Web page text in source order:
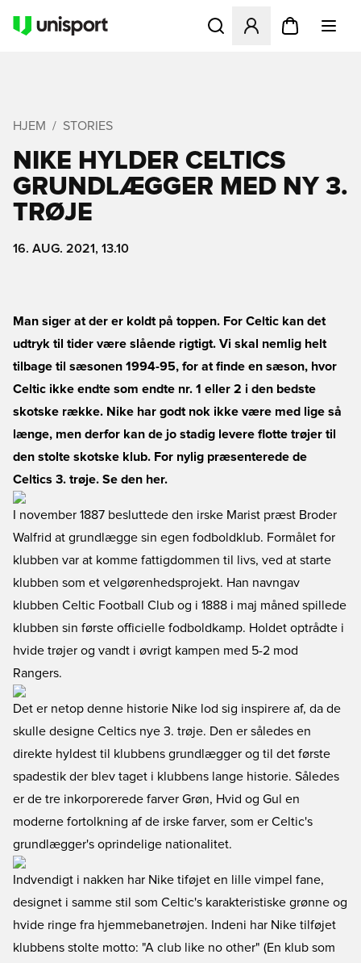
Åbner en Modal til at
HJEM STORIES
NIKE HYLDER CELTICS
GRUNDLÆGGER MED NY 3.
TRØJE
16. AUG. 2021, 13.10
Man siger at der er koldt på toppen. For Celtic kan det
udtryk til tider være slående rigtigt. Vi skal nemlig helt
tilbage til sæsonen 1994-95, for at finde en sæson, hvor
Celtic ikke endte som endte nr. 1 eller 2 i den bedste
skotske række. Nike har godt nok ikke være med lige så
længe, men derfor kan de jo stadig levere flotte trøjer til
den stolte skotske klub. For nylig præsenterede de
Celtics 3. trøje. Se den her.
I november 1887 besluttede den irske Marist præst Broder
Walfrid at grundlægge sin egen fodboldklub. Formålet for
klubben var at komme fattigdommen til livs, ved at starte
klubben som et velgørenhedsprojekt. Han navngav
klubben Celtic Football Club og i 1888 i maj måned spillede
klubben sin første officielle fodboldkamp. Holdet optrådte i
hvide trøjer og vandt i øvrigt kampen med 5-2 mod
Rangers.
Det er netop denne historie Nike lod sig inspirere af, da de
skulle designe Celtics nye 3. trøje. Den er således en
direkte hyldest til klubbens grundlægger og til det første
spadestik der blev taget i klubbens lange historie. Således
er de tre inkorporerede farver Grøn, Hvid og Gul en
moderne fortolkning af de irske farver, som er Celtic's
grundlægger's oprindelige nationalitet.
Indvendigt i nakken har Nike tiføjet en lille vimpel fane,
designet i samme stil som Celtic's karakteristiske grønne og
hvide ringe fra hjemmebanetrøjen. Indeni har Nike tilføjet
klubbens stolte motto: "A club like no other" (En klub som